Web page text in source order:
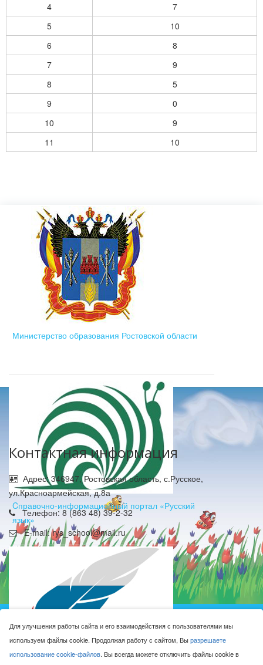
4
7
5
10
6
8
7
9
8
5
9
0
10
9
11
10
Министерство образования Ростовской области
Cправочно-информационный портал «Русский
язык»
Контактная информация
Адрес: 346947, Ростовская область, с.Русское,
ул.Красноармейская, д.8а
Телефон: 8 (863 48) 39-2-32
E-mail: rys_school@mail.ru
учреждение Русская средняя общеобразовательная
школа имени Героя Советского Союза М.Н. Алексеева © 2016-
2026
Для улучшения работы сайта и его взаимодействия с пользователями мы
используем файлы cookie. Продолжая работу с сайтом, Выразрешаете
использование cookie-файлов. Вы всегда можете отключить файлы cookie в